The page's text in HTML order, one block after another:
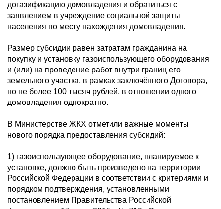
догазификацию домовладения и обратиться с
заявлением в учреждение социальной защиты
населения по месту нахождения домовладения.
Размер субсидии равен затратам гражданина на
покупку и установку газоиспользующего оборудования
и (или) на проведение работ внутри границ его
земельного участка, в рамках заключённого Договора,
но не более 100 тысяч рублей, в отношении одного
домовладения однократно.
В Министерстве ЖКХ отметили важные моменты
нового порядка предоставления субсидий:
1) газоиспользующее оборудование, планируемое к
установке, должно быть произведено на территории
Российской Федерации в соответствии с критериями и
порядком подтверждения, установленными
постановлением Правительства Российской